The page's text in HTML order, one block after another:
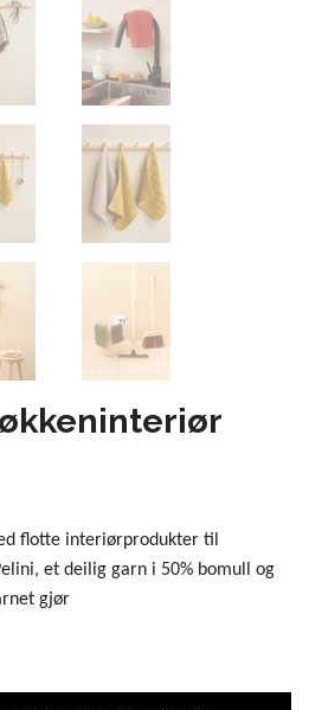
flotte interiørprodukter til
et deilig garn i 50% bomull og
gjør